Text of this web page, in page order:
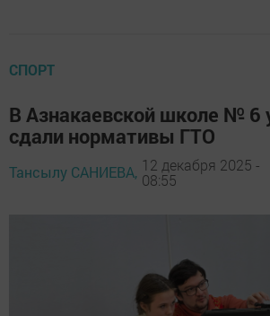
СПОРТ
В Азнакаевской школе № 6
сдали нормативы ГТО
Тансылу САНИЕВА, 12 декабря 2025 -
08:55